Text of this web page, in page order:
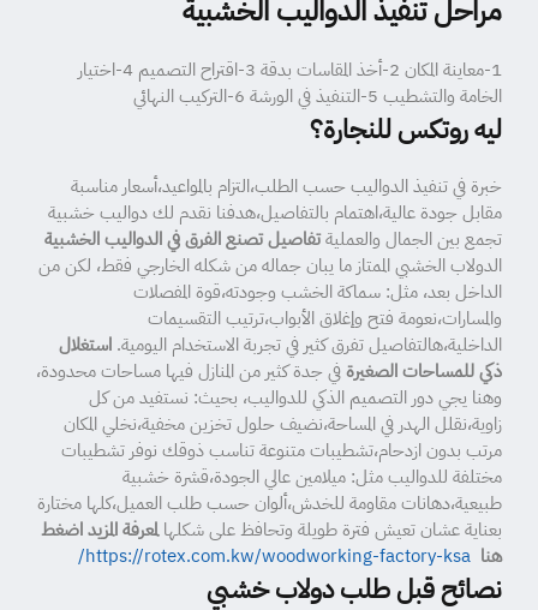
مراحل تنفيذ الدواليب الخشبية
1-معاينة المكان 2-أخذ المقاسات بدقة 3-اقتراح التصميم 4-اختيار
الخامة والتشطيب 5-التنفيذ في الورشة 6-التركيب النهائي
ليه روتكس للنجارة؟
خبرة في تنفيذ الدواليب حسب الطلب،التزام بالمواعيد،أسعار مناسبة
مقابل جودة عالية،اهتمام بالتفاصيل،هدفنا نقدم لك دواليب خشبية
تجمع بين الجمال والعمليةتفاصيل تصنع الفرق في الدواليب الخشبية
الدولاب الخشبي الممتاز ما يبان جماله من شكله الخارجي فقط، لكن من
الداخل بعد، مثل: سماكة الخشب وجودته،قوة المفصلات
والمسارات،نعومة فتح وإغلاق الأبواب،ترتيب التقسيمات
الداخلية،هالتفاصيل تفرق كثير في تجربة الاستخدام اليومية. استغلال
ذكي للمساحات الصغيرةفي جدة كثير من المنازل فيها مساحات محدودة،
وهنا يجي دور التصميم الذكي للدواليب، بحيث: نستفيد من كل
زاوية،نقلل الهدر في المساحة،نضيف حلول تخزين مخفية،نخلي المكان
مرتب بدون ازدحام،تشطيبات متنوعة تناسب ذوقك نوفر تشطيبات
مختلفة للدواليب مثل: ميلامين عالي الجودة،قشرة خشبية
طبيعية،دهانات مقاومة للخدش،ألوان حسب طلب العميل،كلها مختارة
بعناية عشان تعيش فترة طويلة وتحافظ على شكلهالمعرفة المزيد اضغط
هنا https://rotex.com.kw/woodworking-factory-ksa/
نصائح قبل طلب دولاب خشبي